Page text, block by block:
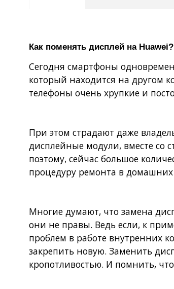
Как поменять дисплей на Huawei?
Сегодня смартфоны
который находится на другом
телефоны очень хрупкие и
При этом страдают даже
дисплейные модули, вместе со
поэтому, сейчас большое
процедуру ремонта в
Многие думают, что замена
они не правы. Ведь если, к
проблем в работе внутренних
закрепить новую. Заменить
кропотливостью. И помнить,